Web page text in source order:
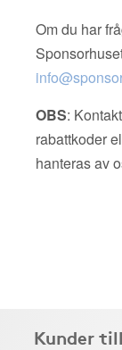
Om du har
OBS:
rabattkoder
hanteras av
Kunder